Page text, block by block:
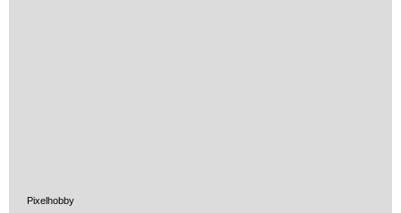
Pixelhobby